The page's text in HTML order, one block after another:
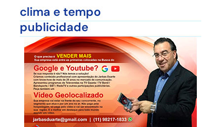
clima e tempo
publicidade